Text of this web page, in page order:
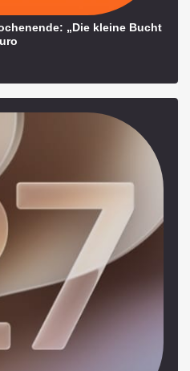
„Die kleine Bucht